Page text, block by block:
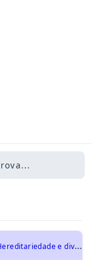
U
NCISAL 2013 - Biologia - Hereditariedade e diversidade da vida, Mutações e alterações cromossômicas